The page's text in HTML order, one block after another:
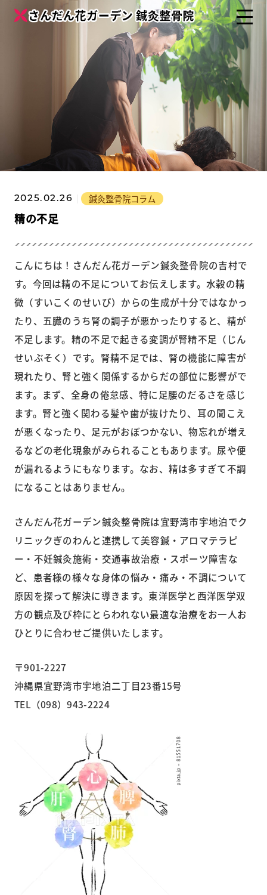
2025.02.26 鍼灸整骨院コラム
精の不足
こんにちは！さんだん花ガーデン鍼灸整骨院の吉村で
す。今回は精の不足についてお伝えします。水穀の精
微（すいこくのせいび）からの生成が十分ではなかっ
たり、五臓のうち腎の調子が悪かったりすると、精が
不足します。精の不足で起きる変調が腎精不足（じん
せいぶそく）です。腎精不足では、腎の機能に障害が
現れたり、腎と強く関係するからだの部位に影響がで
ます。まず、全身の倦怠感、特に足腰のだるさを感じ
ます。腎と強く関わる髪や歯が抜けたり、耳の聞こえ
が悪くなったり、足元がおぼつかない、物忘れが増え
るなどの老化現象がみられることもあります。尿や便
が漏れるようにもなります。なお、精は多すぎて不調
になることはありません。
さんだん花ガーデン鍼灸整骨院は宜野湾市宇地泊でク
リニックぎのわんと連携して美容鍼・アロマテラピ
ー・不妊鍼灸施術・交通事故治療・スポーツ障害な
ど、患者様の様々な身体の悩み・痛み・不調について
原因を探って解決に導きます。東洋医学と西洋医学双
方の観点及び枠にとらわれない最適な治療をお一人お
ひとりに合わせご提供いたします。
〒901-2227
沖縄県宜野湾市宇地泊二丁目23番15号
TEL（098）943-2224